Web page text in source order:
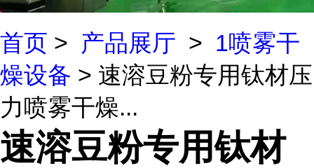
首页 > 产品展厅 > 1喷雾干
燥设备 > 速溶豆粉专用钛材压
力喷雾干燥...
速溶豆粉专用钛材